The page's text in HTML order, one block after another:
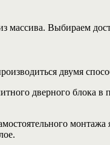
двумя
дверного блока в
монтажа